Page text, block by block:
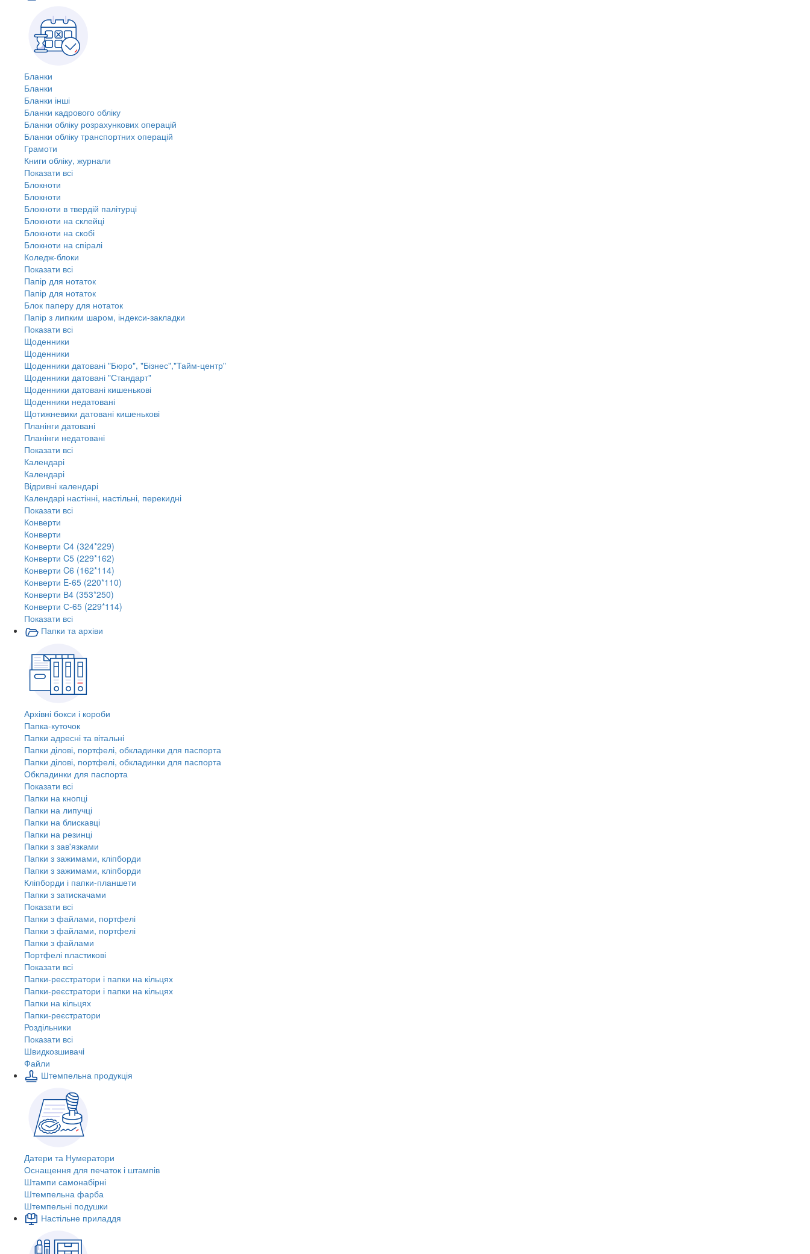
Бланки
Бланки
Бланки інші
Бланки кадрового обліку
Бланки обліку розрахункових операцій
Бланки обліку транспортних операцій
Грамоти
Книги обліку, журнали
Показати всі
Блокноти
Блокноти
Блокноти в твердій палітурці
Блокноти на склейці
Блокноти на скобі
Блокноти на спіралі
Коледж-блоки
Показати всі
Папір для нотаток
Папір для нотаток
Блок паперу для нотаток
Папір з липким шаром, індекси-закладки
Показати всі
Щоденники
Щоденники
Щоденники датовані "Бюро", "Бізнес","Тайм-центр"
Щоденники датовані "Стандарт"
Щоденники датовані кишенькові
Щоденники недатовані
Щотижневики датовані кишенькові
Планінги датовані
Планінги недатовані
Показати всі
Календарі
Календарі
Відривні календарі
Календарі настінні, настільні, перекидні
Показати всі
Конверти
Конверти
Конверти C4 (324*229)
Конверти C5 (229*162)
Конверти C6 (162*114)
Конверти E-65 (220*110)
Конверти В4 (353*250)
Конверти С-65 (229*114)
Показати всі
Папки та архіви
Архівні бокси і короби
Папка-куточок
Папки адресні та вітальні
Папки ділові, портфелі, обкладинки для паспорта
Папки ділові, портфелі, обкладинки для паспорта
Обкладинки для паспорта
Показати всі
Папки на кнопці
Папки на липучці
Папки на блискавці
Папки на резинці
Папки з зав'язками
Папки з зажимами, кліпборди
Папки з зажимами, кліпборди
Кліпборди і папки-планшети
Папки з затискачами
Показати всі
Папки з файлами, портфелі
Папки з файлами, портфелі
Папки з файлами
Портфелі пластикові
Показати всі
Папки-реєстратори і папки на кільцях
Папки-реєстратори і папки на кільцях
Папки на кільцях
Папки-реєстратори
Роздільники
Показати всі
Швидкозшивачi
Файли
Штемпельна продукція
Датери та Нумератори
Оснащення для печаток і штампів
Штампи самонабірні
Штемпельна фарба
Штемпельні подушки
Настільне приладдя